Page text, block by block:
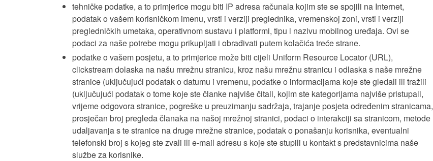
tehničke podatke, a to primjerice mogu biti IP adresa računala kojim ste se spojili na Internet,
podatak o vašem korisničkom imenu, vrsti i verziji preglednika, vremenskoj zoni, vrsti i verziji
pregledničkih umetaka, operativnom sustavu i platformi, tipu i nazivu mobilnog uređaja. Ovi se
podaci za naše potrebe mogu prikupljati i obrađivati putem kolačića treće strane.
podatke o vašem posjetu, a to primjerice može biti cijeli Uniform Resource Locator (URL),
clickstream dolaska na našu mrežnu stranicu, kroz našu mrežnu stranicu i odlaska s naše mrežne
stranice (uključujući podatak o datumu i vremenu, podatke o informacijama koje ste gledali ili tražili
(uključujući podatak o tome koje ste članke najviše čitali, kojim ste kategorijama najviše pristupali,
vrijeme odgovora stranice, pogreške u preuzimanju sadržaja, trajanje posjeta određenim stranicama,
prosječan broj pregleda članaka na našoj mrežnoj stranici, podaci o interakciji sa stranicom, metode
udaljavanja s te stranice na druge mrežne stranice, podatak o ponašanju korisnika, eventualni
telefonski broj s kojeg ste zvali ili e-mail adresu s koje ste stupili u kontakt s predstavnicima naše
službe za korisnike.